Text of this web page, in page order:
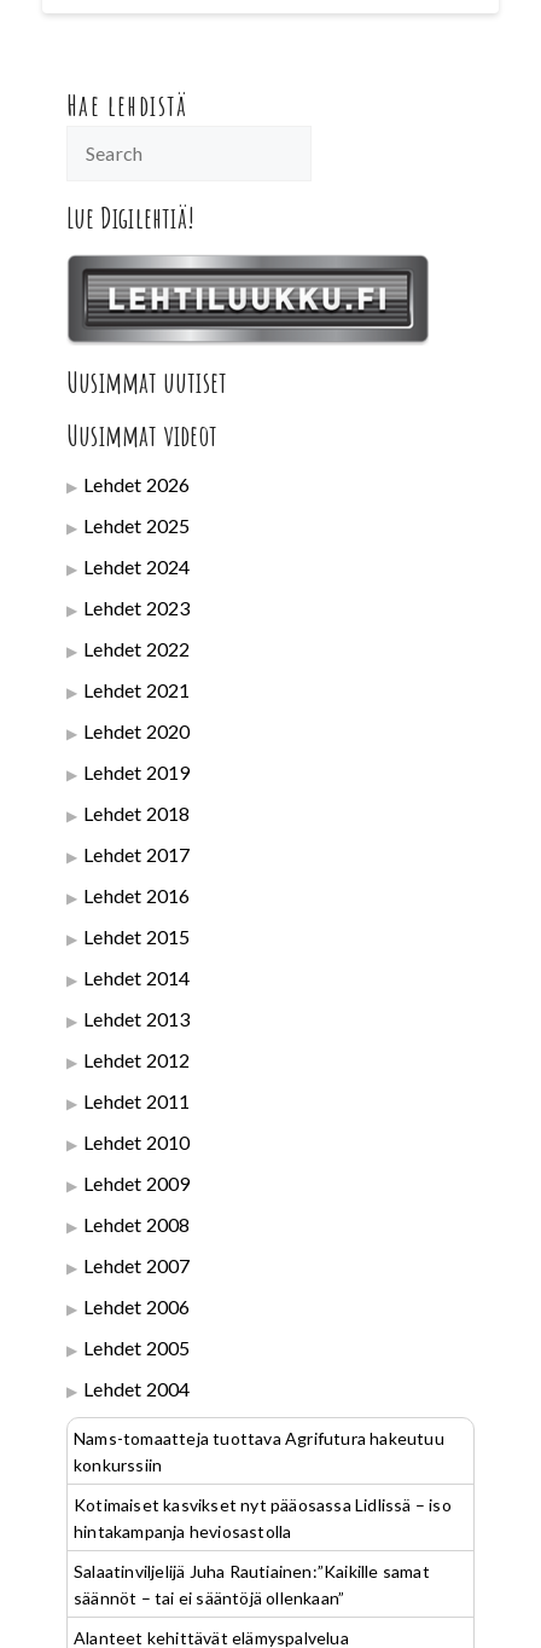
Hae lehdistä
Lue Digilehtiä!
Uusimmat uutiset
Uusimmat videot
Lehdet 2026
Lehdet 2025
Lehdet 2024
Lehdet 2023
Lehdet 2022
Lehdet 2021
Lehdet 2020
Lehdet 2019
Lehdet 2018
Lehdet 2017
Lehdet 2016
Lehdet 2015
Lehdet 2014
Lehdet 2013
Lehdet 2012
Lehdet 2011
Lehdet 2010
Lehdet 2009
Lehdet 2008
Lehdet 2007
Lehdet 2006
Lehdet 2005
Lehdet 2004
Nams-tomaatteja tuottava Agrifutura hakeutuu
konkurssiin
Kotimaiset kasvikset nyt pääosassa Lidlissä – iso
hintakampanja heviosastolla
Salaatinviljelijä Juha Rautiainen:”Kaikille samat
säännöt – tai ei sääntöjä ollenkaan”
Alanteet kehittävät elämyspalvelua